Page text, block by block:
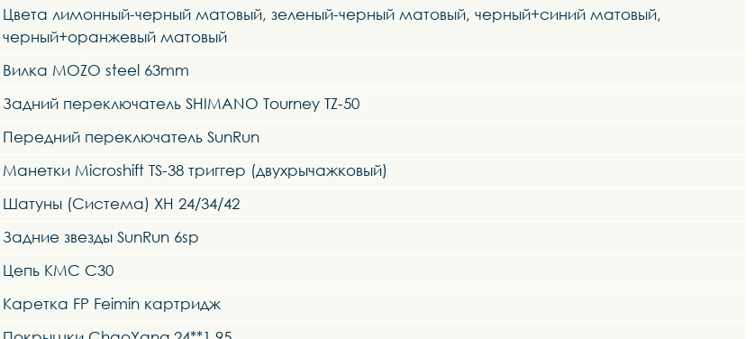
Цвета лимонный-черный матовый, зеленый-черный матовый, черный+синий матовый,
черный+оранжевый матовый
Вилка MOZO steel 63mm
Задний переключатель SHIMANO Tourney TZ-50
Передний переключатель SunRun
Манетки Microshift TS-38 триггер (двухрычажковый)
Шатуны (Система) XH 24/34/42
Задние звезды SunRun 6sp
Цепь KMC C30
Каретка FP Feimin картридж